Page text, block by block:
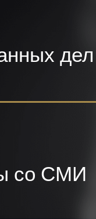
дел
со СМИ